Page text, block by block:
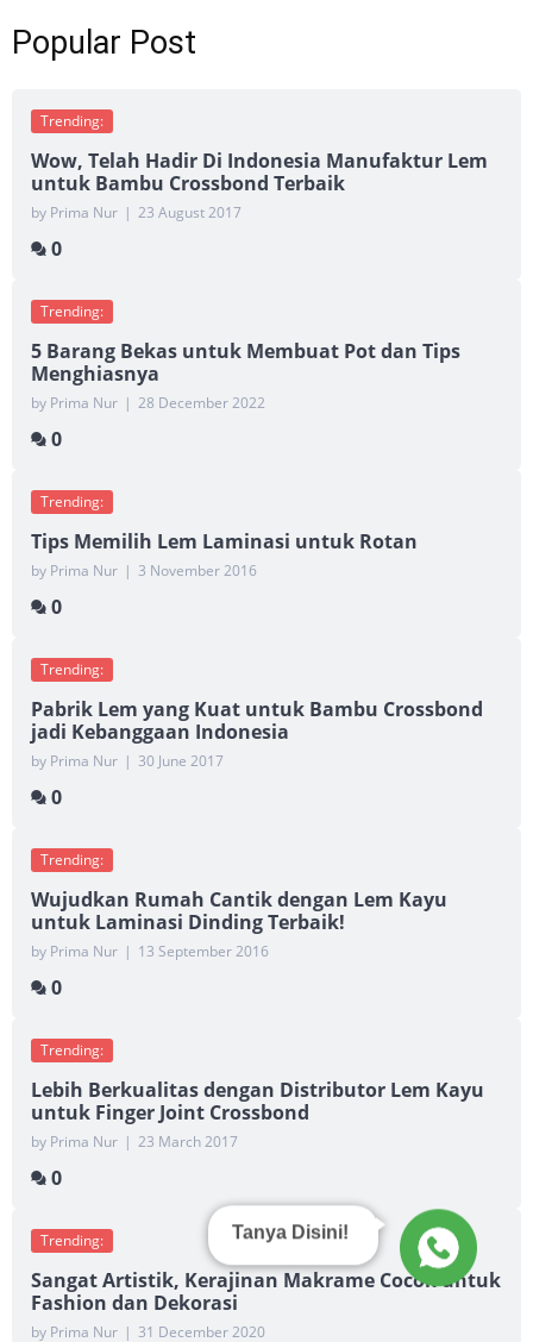
Popular Post
Trending:
Wow, Telah Hadir Di Indonesia Manufaktur Lem
untuk Bambu Crossbond Terbaik
by Prima Nur | 23 August 2017
0
Trending:
5 Barang Bekas untuk Membuat Pot dan Tips
Menghiasnya
by Prima Nur | 28 December 2022
0
Trending:
Tips Memilih Lem Laminasi untuk Rotan
by Prima Nur | 3 November 2016
0
Trending:
Pabrik Lem yang Kuat untuk Bambu Crossbond
jadi Kebanggaan Indonesia
by Prima Nur | 30 June 2017
0
Trending:
Wujudkan Rumah Cantik dengan Lem Kayu
untuk Laminasi Dinding Terbaik!
by Prima Nur | 13 September 2016
0
Trending:
Lebih Berkualitas dengan Distributor Lem Kayu
untuk Finger Joint Crossbond
by Prima Nur | 23 March 2017
0
Trending:
Sangat Artistik, Kerajinan Makrame Cocok untuk
Fashion dan Dekorasi
by Prima Nur | 31 December 2020
Tanya Disini!